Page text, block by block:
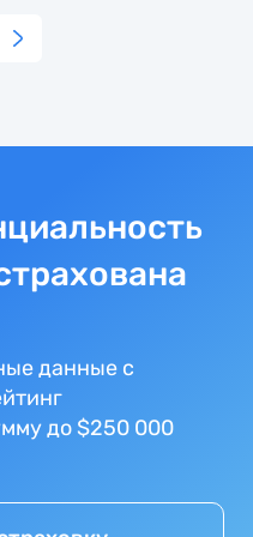
данные с
до $250 000